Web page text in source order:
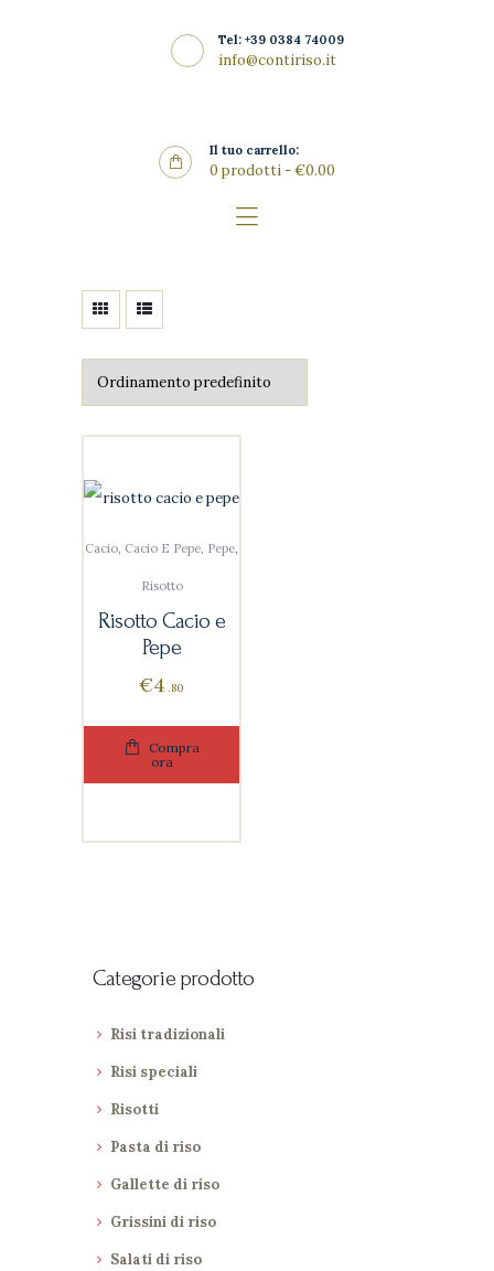
Tel: +39 0384 74009
info@contiriso.it
Il tuo carrello:
0 prodotti-€0.00
CONTIRISO
Punto Vendita
Contatti
Cacio, Cacio E Pepe, Pepe,
Risotto
Risotto Cacio e
Pepe
€4 80
Compra
ora
Categorie prodotto
Risi tradizionali
Risi speciali
Risotti
Pasta di riso
Gallette di riso
Grissini di riso
Salati di riso